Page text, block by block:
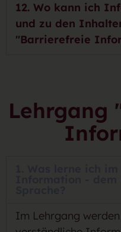
12. Wo kann ich
und zu den
"Barrierefreie
Lehrgang
Im Lehrgang